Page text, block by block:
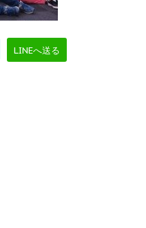
LINEへ送る